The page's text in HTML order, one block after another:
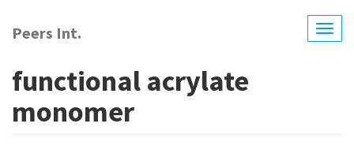
до
основного
Peers Int.
functional acrylate
monomer